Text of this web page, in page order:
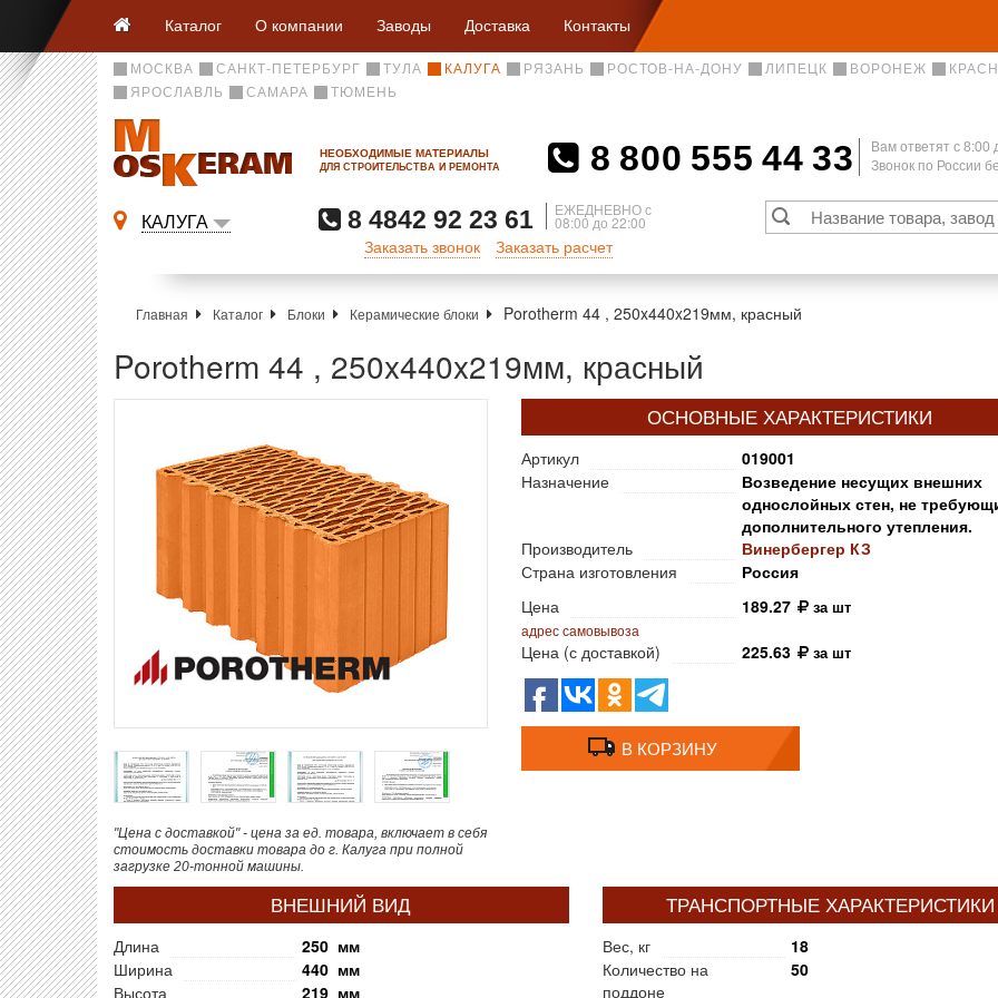
Каталог О компании Заводы Доставка Контакты
МОСКВА САНКТ-ПЕТЕРБУРГ ТУЛА КАЛУГА РЯЗАНЬ РОСТОВ-НА-ДОНУ ЛИПЕЦК ВОРОНЕЖ
ЯРОСЛАВЛЬ
САМАРА ТЮМЕНЬ
НЕОБХОДИМЫЕ МАТЕРИАЛЫ
ДЛЯ СТРОИТЕЛЬСТВА И РЕМОНТА 8 800 555 44 33
Вам ответят c 8:00
Звонок по России
КАЛУГА 8 4842 92 23 61 ЕЖЕДНЕВНО с
08:00 до 22:00
Заказать звонок Заказать расчет
Главная Каталог Блоки Керамические блоки Porotherm 44 , 250x440x219мм, красный
Porotherm 44 , 250x440x219мм, красный
"Цена с доставкой" - цена за ед. товара, включает в себя
стоимость доставки товара до г. Калуга при полной
загрузке 20-тонной машины.
ОСНОВНЫЕ ХАРАКТЕРИСТИКИ
Артикул
019001
Назначение
Возведение несущих внешних
однослойных стен, не
дополнительного утепления.
Производитель
Винербергер КЗ
Страна изготовления
Россия
Цена
189.27 за шт
адрес самовывоза
Цена (с доставкой) 225.63 за шт
В КОРЗИНУ
ВНЕШНИЙ ВИД
Длина
250 мм
Ширина
440 мм
Высота
219 мм
ТРАНСПОРТНЫЕ ХАРАКТЕРИСТИКИ
Вес, кг
18
Количество на
поддоне
50